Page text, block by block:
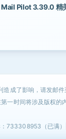
Mail Pilot 3.39.0 精
造成了影响，请发邮件
一时间将涉及版权的
733308953（已满